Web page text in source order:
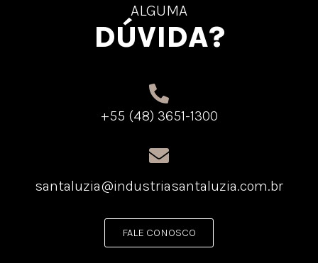
ALGUMA
DÚVIDA?
+55 (48) 3651-1300
santaluzia@industriasantaluzia.com.br
FALE CONOSCO